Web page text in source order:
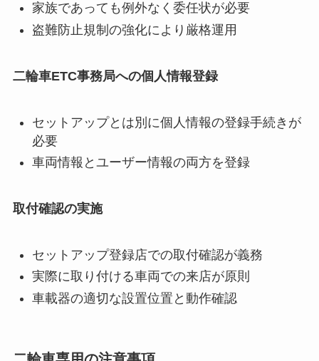
家族であっても例外なく委任状が必要
盗難防止規制の強化により厳格運用
二輪車ETC事務局への個人情報登録
セットアップとは別に個人情報の登録手続きが
必要
車両情報とユーザー情報の両方を登録
取付確認の実施
セットアップ登録店での取付確認が義務
実際に取り付ける車両での来店が原則
車載器の適切な設置位置と動作確認